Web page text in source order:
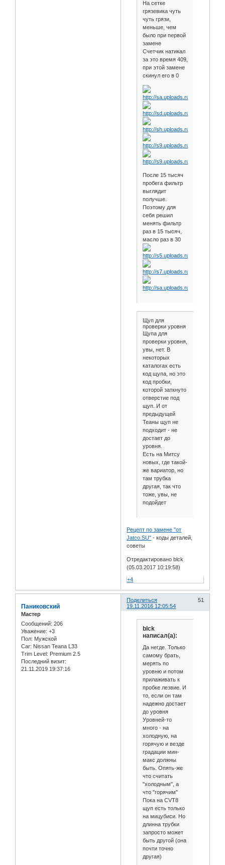
На сетке
грязевика чуть
чуть грязи,
меньше, чем
было при первой
замене
Счетчик натикал
за это время 409,
при этой замене
скинул его в 0
После 15 тысяч
пробега фильтр
выглядит
получше.
Поэтому для
себя решил
менять фильтр
раз в 15 тысяч,
масло раз в 30
Щуп для
проверки уровня
Щупа для
проверки уровня,
увы, нет. В
некоторых
каталогах есть
код щупа, но это
код пробки,
которой заткнуто
отверстие под
щуп. И от
предыдущей
Теаны щуп не
подходит - не
достает до
уровня.
Есть на Митсу
новых, где такой-
же вариатор, но
там трубка
другая, так что
тоже, увы, не
подойдет
Рецепт по замене "от
Jatco.SU" - коды деталей,
советы
Отредактировано blck
(05.03.2017 10:19:58)
+4
Поделиться
51
19.11.2016 12:05:54
Паниковский
Мастер
Сообщений: 206
Уважение: +3
Пол: Мужской
Car: Nissan Teana L33
Trim Level: Premium 2.5
Последний визит:
21.11.2019 19:37:16
blck
написал(а):
Да негде. Только
самому брать,
мерять по
уровню и потом
прилаживать к
пробке лезвие. И
то, если он там
надежно достает
до уровня
Уровней-то
много - на
холодную, на
горячую и везде
градации мин-
макс должны
быть. Опять-же
что считать
"холодным", а
что "горячим"
Пока на CVT8
щуп есть только
на мицубиси. Но
длинна трубки
запросто может
быть другой (она
почти точно
другая)